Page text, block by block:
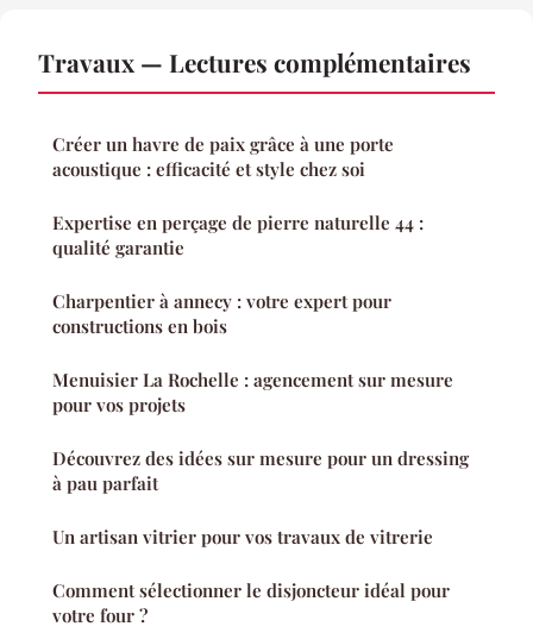
Travaux — Lectures complémentaires
Créer un havre de paix grâce à une porte
acoustique : efficacité et style chez soi
Expertise en perçage de pierre naturelle 44 :
qualité garantie
Charpentier à annecy : votre expert pour
constructions en bois
Menuisier La Rochelle : agencement sur mesure
pour vos projets
Découvrez des idées sur mesure pour un dressing
à pau parfait
Un artisan vitrier pour vos travaux de vitrerie
Comment sélectionner le disjoncteur idéal pour
votre four ?